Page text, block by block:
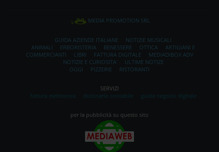
MEDIA PROMOTION SRL
GUIDA AZIENDE ITALIANE
NOTIZIE MUSICALI
ANIMALI
ERBORISTERIA BENESSERE OTTICA
ARTIGIANI E
COMMERCIANTI
LIBRI FATTURA DIGITALE
MEDIADIBOX ADV
NOTIZIE E CURIOSITA'
ULTIME NOTIZE
OGGI
PIZZERIE RISTORANTI
SERVIZI
fattura elettronica
dizionario contabile guida negozio digitale
per la pubblicità su questo sito